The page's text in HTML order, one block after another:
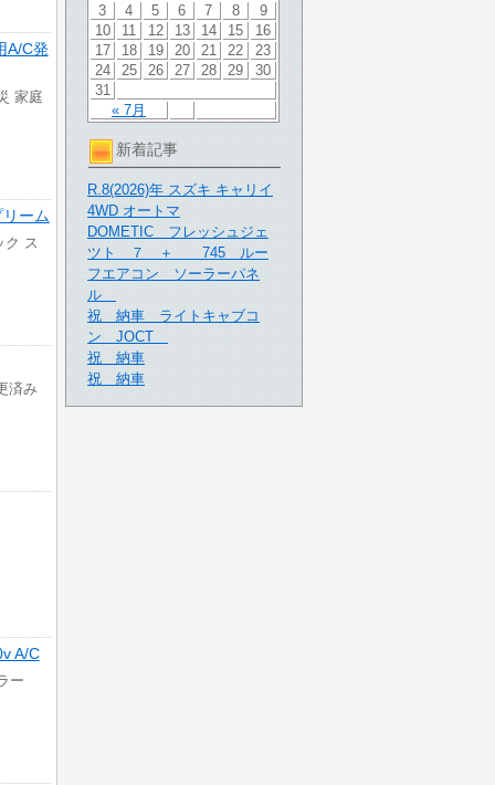
« 7月
3
4 5 6 7 8
9
10
11 12 13 14 15
16
17
18 19 20 21 22
23
24
25 26 27 28 29
30
31
新着記事
R.8(2026)年 スズキ キャリイ
4WD オートマ
DOMETIC フレッシュジェ
ツト ７ ＋ 745 ルー
フエアコン ソーラーパネ
ル
祝 納車 ライトキャブコ
ン JOCT
祝 納車
祝 納車
A/C発
家庭
ーム
ク ス
済み
A/C
ー